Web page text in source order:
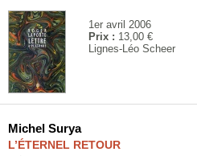
1er avril 2006
Prix : 13,00 €
Lignes-Léo Scheer
Michel Surya
L’ÉTERNEL RETOUR